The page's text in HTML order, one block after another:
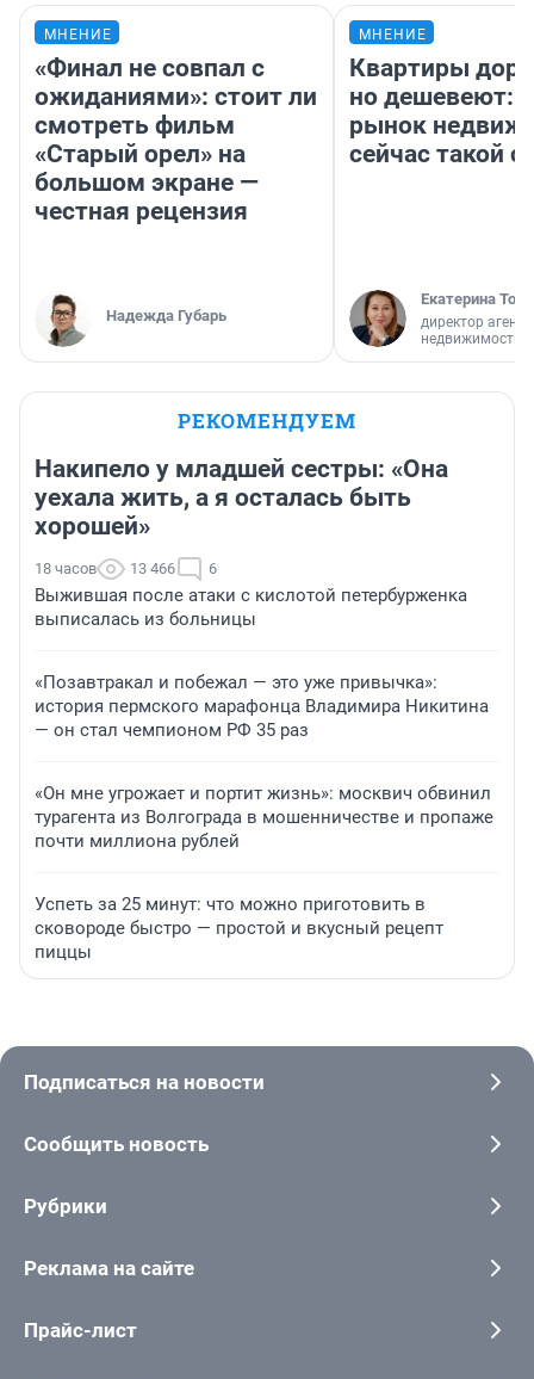
МНЕНИЕ
«Финал не совпал с
ожиданиями»: стоит ли
смотреть фильм
«Старый орел» на
большом экране —
честная рецензия
Надежда Губарь
МНЕНИЕ
Квартиры
но дешевеют:
рынок
сейчас такой
Екатерина
директор
недвижимости
РЕКОМЕНДУЕМ
Накипело у младшей сестры: «Она
уехала жить, а я осталась быть
хорошей»
18 часов 13 466 6
Выжившая после атаки с кислотой петербурженка
выписалась из больницы
«Позавтракал и побежал — это уже привычка»:
история пермского марафонца Владимира Никитина
— он стал чемпионом РФ 35 раз
«Он мне угрожает и портит жизнь»: москвич обвинил
турагента из Волгограда в мошенничестве и пропаже
почти миллиона рублей
Успеть за 25 минут: что можно приготовить в
сковороде быстро — простой и вкусный рецепт
пиццы
Подписаться на новости
Сообщить новость
Рубрики
Реклама на сайте
Прайс-лист